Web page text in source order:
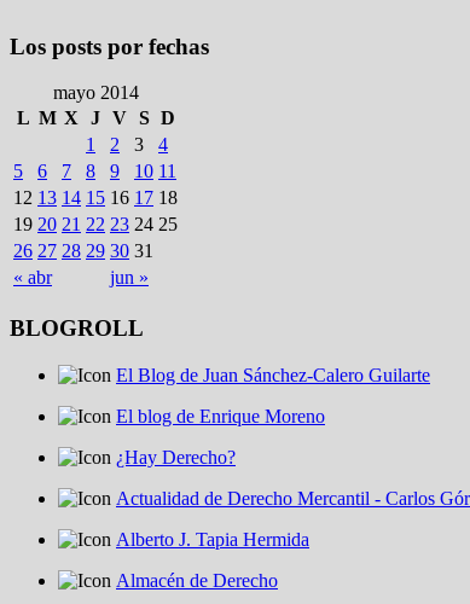
Los posts por fechas
mayo 2014
L M X J V S D
« abr jun »
1 2 3
4
5
6 7 8 9 10 11
12 13 14 15 16 17 18
19 20 21 22 23 24 25
26 27 28 29 30 31
BLOGROLL
El Blog de Juan Sánchez-Calero Guilarte
El blog de Enrique Moreno
¿Hay Derecho?
Actualidad de Derecho Mercantil - Carlos
Alberto J. Tapia Hermida
Almacén de Derecho